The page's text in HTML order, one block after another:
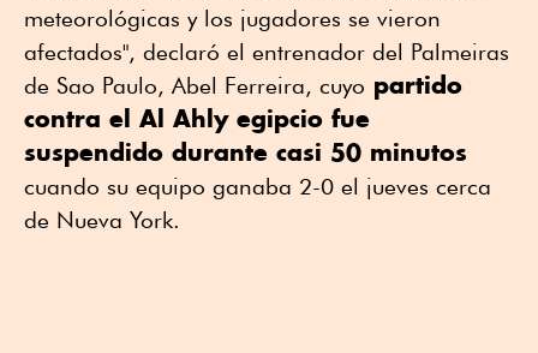
meteorológicas y los jugadores se vieron
afectados", declaró el entrenador del Palmeiras
de Sao Paulo, Abel Ferreira, cuyo partido
contra el Al Ahly egipcio fue
suspendido durante casi 50 minutos
cuando su equipo ganaba 2-0 el jueves cerca
de Nueva York.